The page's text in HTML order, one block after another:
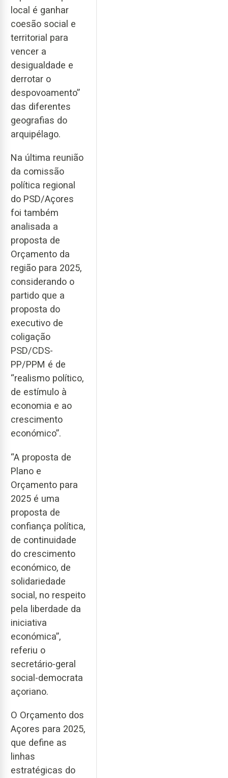
local é ganhar
coesão social e
territorial para
vencer a
desigualdade e
derrotar o
despovoamento”
das diferentes
geografias do
arquipélago.
Na última reunião
da comissão
política regional
do PSD/Açores
foi também
analisada a
proposta de
Orçamento da
região para 2025,
considerando o
partido que a
proposta do
executivo de
coligação
PSD/CDS-
PP/PPM é de
“realismo político,
de estímulo à
economia e ao
crescimento
económico”.
“A proposta de
Plano e
Orçamento para
2025 é uma
proposta de
confiança política,
de continuidade
do crescimento
económico, de
solidariedade
social, no respeito
pela liberdade da
iniciativa
económica”,
referiu o
secretário-geral
social-democrata
açoriano.
O Orçamento dos
Açores para 2025,
que define as
linhas
estratégicas do